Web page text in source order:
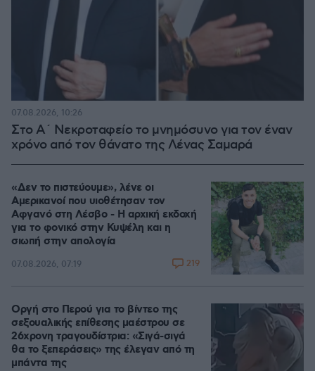
Στο Α΄ Νεκροταφείο το μνημόσυνο για τον έναν
χρόνο από τον θάνατο της Λένας Σαμαρά
07.08.2026, 10:26
«Δεν το πιστεύουμε», λένε οι
Αμερικανοί που υιοθέτησαν τον
Αφγανό στη Λέσβο - Η αρχική εκδοχή
για το φονικό στην Κυψέλη και η
σιωπή στην απολογία
07.08.2026, 07:19 219
Οργή στο Περού για το βίντεο της
σεξουαλικής επίθεσης μαέστρου σε
26χρονη τραγουδίστρια: «Σιγά-σιγά
θα το ξεπεράσεις» της έλεγαν από τη
μπάντα της